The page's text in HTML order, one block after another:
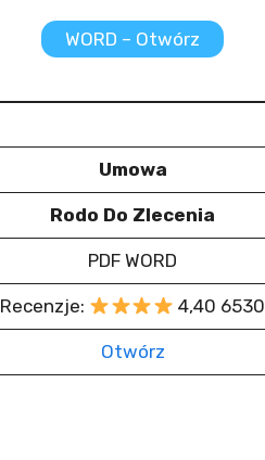
WORD – Otwórz
Umowa
Rodo Do Zlecenia
PDF WORD
Recenzje: 4,40 6530
Otwórz